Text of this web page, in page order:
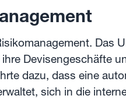
Das
Devisengeschäfte
dazu, dass eine
sich in die